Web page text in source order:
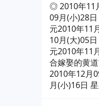
◎ 2010年11
09月(小)28
元2010年11
10月(大)05
元2010年11
合嫁娶的黄
2010年12月
月(小)16日